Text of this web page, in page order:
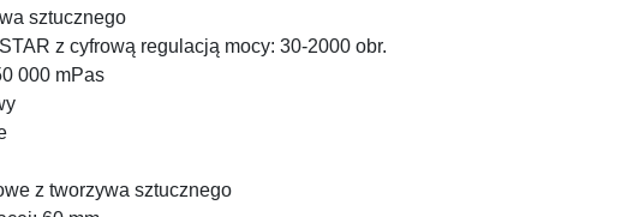
sztucznego
z cyfrową regulacją mocy: 30-2000 obr.
000 mPas
z tworzywa sztucznego